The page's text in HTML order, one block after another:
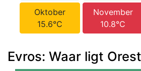
Oktober
15.6°C
November
10.8°C
Evros: Waar ligt